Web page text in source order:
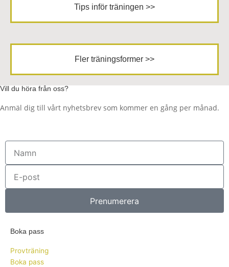
Tips inför träningen >>
Fler träningsformer >>
Vill du höra från oss?
Anmäl dig till vårt nyhetsbrev som kommer en gång per månad.
post
Prenumerera
Boka pass
Provträning
Boka pass